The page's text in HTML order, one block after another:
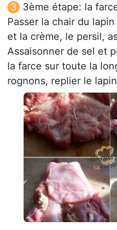
3ème étape: la
Passer la chair du
et la crème, le persil,
Assaisonner de sel et
la farce sur toute la
rognons, replier le